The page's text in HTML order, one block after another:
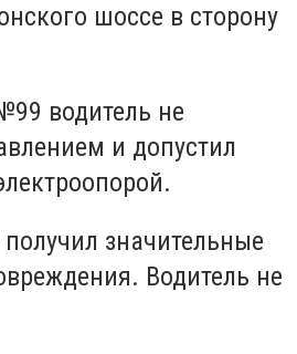
шоссе в сторону
водитель не
и допустил
значительные
Водитель не